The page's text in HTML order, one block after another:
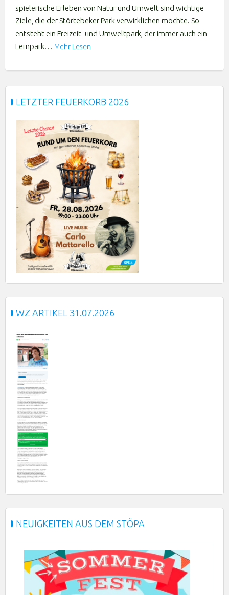
spielerische Erleben von Natur und Umwelt sind wichtige
Ziele, die der Störtebeker Park verwirklichen möchte. So
entsteht ein Freizeit- und Umweltpark, der immer auch ein
Lernpark… Mehr Lesen
LETZTER FEUERKORB 2026
WZ ARTIKEL 31.07.2026
NEUIGKEITEN AUS DEM STÖPA